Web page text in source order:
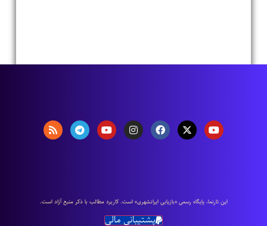
اين تارنما، پایگاه رسمی «بازیابی ایرانشهری» است. كاربرد مطالب با ذكر منبع آزاد است.
پشتیبانی مالی